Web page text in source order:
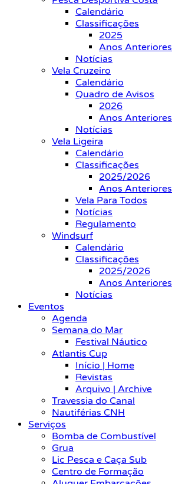
Calendário
Classificações
2025
Anos Anteriores
Notícias
Vela Cruzeiro
Calendário
Quadro de Avisos
2026
Anos Anteriores
Notícias
Vela Ligeira
Calendário
Classificações
2025/2026
Anos Anteriores
Vela Para Todos
Notícias
Regulamento
Windsurf
Calendário
Classificações
2025/2026
Anos Anteriores
Notícias
Eventos
Agenda
Semana do Mar
Festival Náutico
Atlantis Cup
Início | Home
Revistas
Arquivo | Archive
Travessia do Canal
Nautiférias CNH
Serviços
Bomba de Combustível
Grua
Lic Pesca e Caça Sub
Centro de Formação